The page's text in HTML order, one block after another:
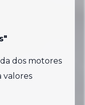
dos motores
valores